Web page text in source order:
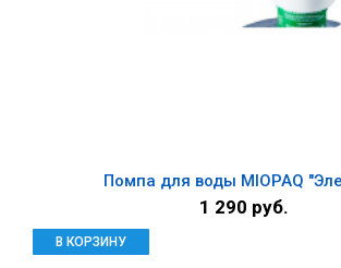
Помпа для воды MIOPAQ
1 290 руб.
В КОРЗИНУ